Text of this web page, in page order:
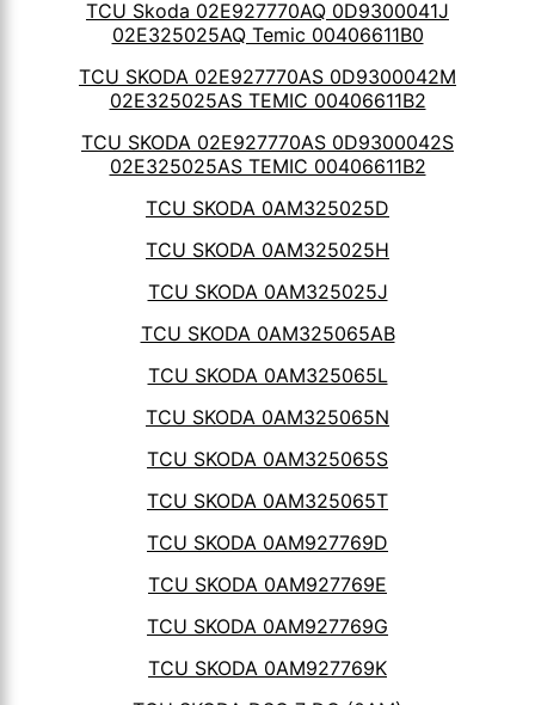
TCU Skoda 02E927770AQ 0D9300041J
02E325025AQ Temic 00406611B0
TCU SKODA 02E927770AS 0D9300042M
02E325025AS TEMIC 00406611B2
TCU SKODA 02E927770AS 0D9300042S
02E325025AS TEMIC 00406611B2
TCU SKODA 0AM325025D
TCU SKODA 0AM325025H
TCU SKODA 0AM325025J
TCU SKODA 0AM325065AB
TCU SKODA 0AM325065L
TCU SKODA 0AM325065N
TCU SKODA 0AM325065S
TCU SKODA 0AM325065T
TCU SKODA 0AM927769D
TCU SKODA 0AM927769E
TCU SKODA 0AM927769G
TCU SKODA 0AM927769K